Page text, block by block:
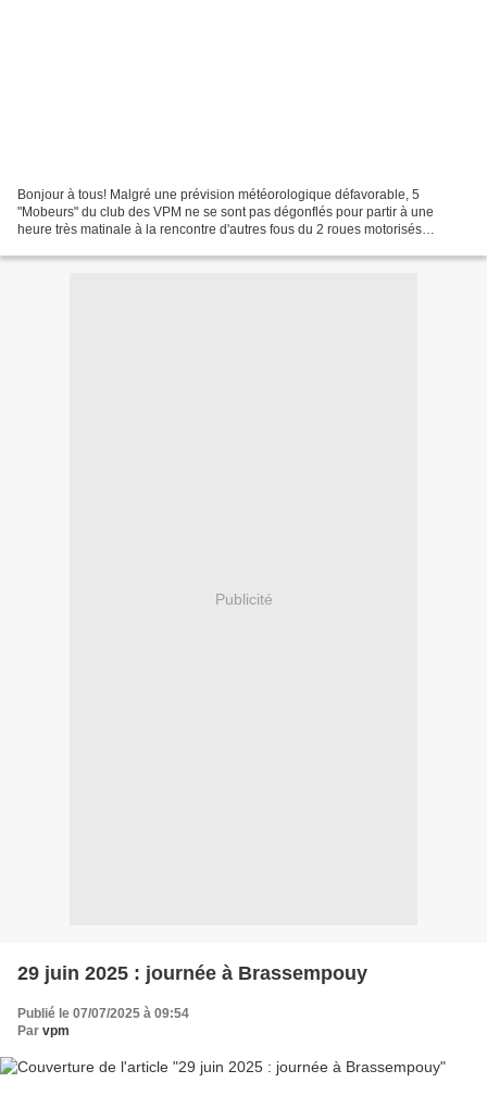
Bonjour à tous! Malgré une prévision météorologique défavorable, 5
"Mobeurs" du club des VPM ne se sont pas dégonflés pour partir à une
heure très matinale à la rencontre d'autres fous du 2 roues motorisés
Publicité
29 juin 2025 : journée à Brassempouy
Publié le 07/07/2025 à 09:54
Par vpm